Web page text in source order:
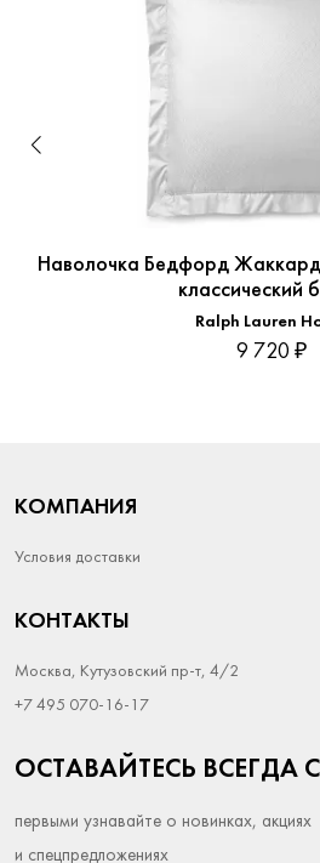
Наволочка Бедфорд
классический
Ralph Lauren
9 720 ₽
КОМПАНИЯ
Условия доставки
КОНТАКТЫ
Москва, Кутузовский пр-т, 4/2
+7 495 070-16-17
ОСТАВАЙТЕСЬ ВСЕГДА
первыми узнавайте о новинках, акциях
и спецпредложениях